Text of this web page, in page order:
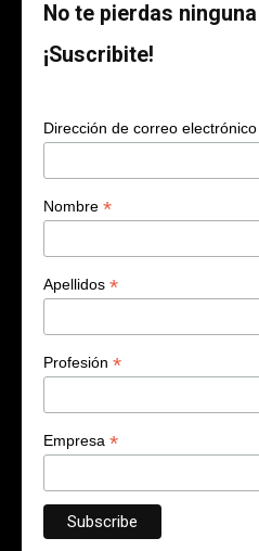
No te pierdas
¡Suscribite!
Dirección de correo electrónico
Nombre *
Apellidos *
Profesión *
Empresa *